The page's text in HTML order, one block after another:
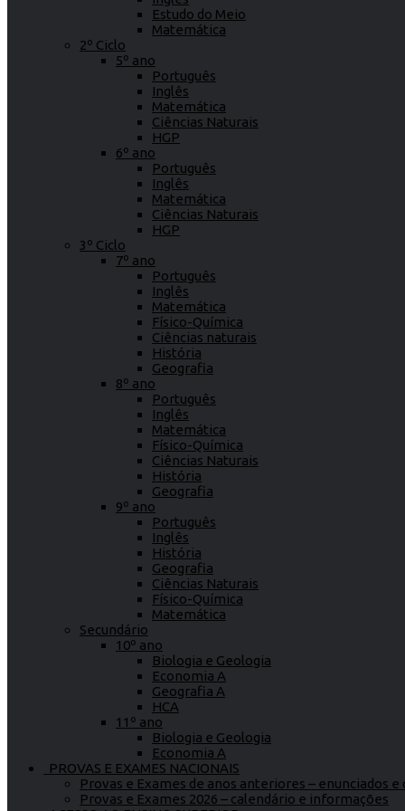
Estudo do Meio
Matemática
2º Ciclo
5º ano
Português
Inglês
Matemática
Ciências Naturais
HGP
6º ano
Português
Inglês
Matemática
Ciências Naturais
HGP
3º Ciclo
7º ano
Português
Inglês
Matemática
Físico-Química
Ciências naturais
História
Geografia
8º ano
Português
Inglês
Matemática
Físico-Química
Ciências Naturais
História
Geografia
9º ano
Português
Inglês
História
Geografia
Ciências Naturais
Físico-Química
Matemática
Secundário
10º ano
Biologia e Geologia
Economia A
Geografia A
HCA
11º ano
Biologia e Geologia
Economia A
PROVAS E EXAMES NACIONAIS
Provas e Exames de anos anteriores – enunciados
Provas e Exames 2026 – calendário e informações